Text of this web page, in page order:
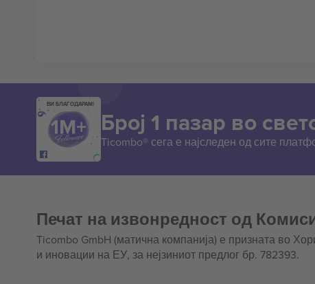
ВИ БЛАГОДАРАМ!
Број 1 пазар во
Ticombo® сега е најследен од сите
Печат на извонредност од
Ticombo GmbH (матична компанија) е призната во
и иновации на ЕУ, за нејзиниот предлог бр. 782393.